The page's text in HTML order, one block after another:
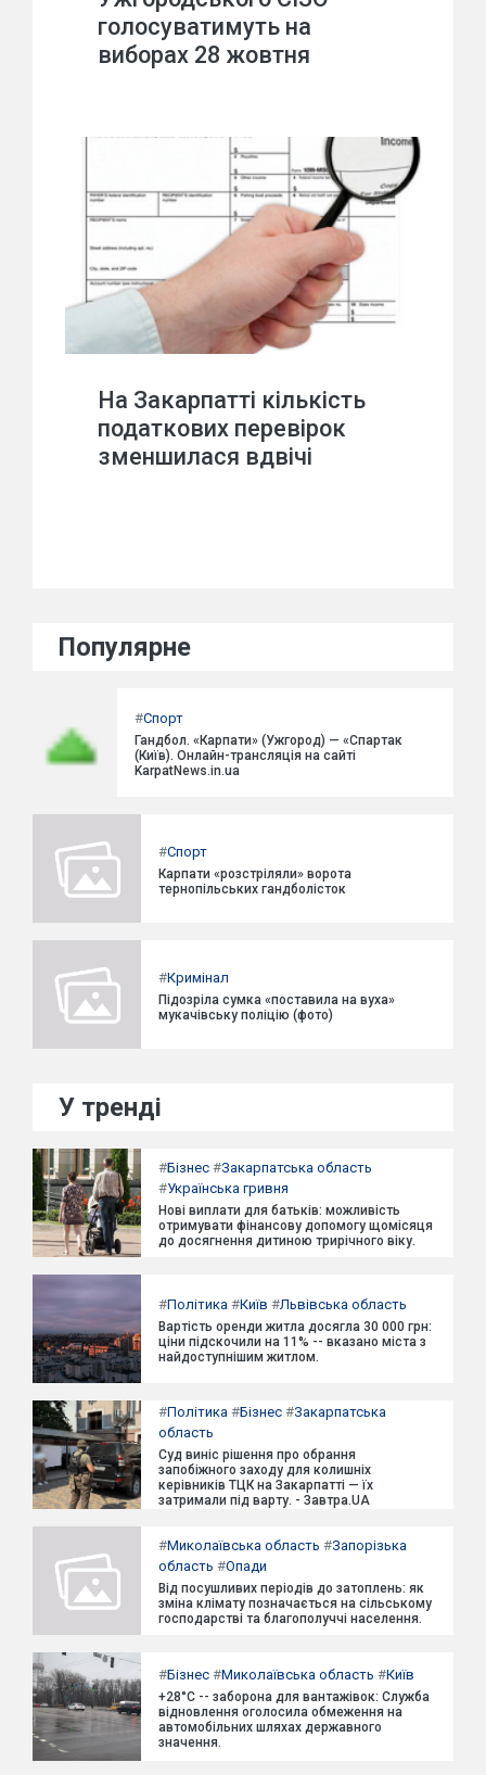
голосуватимуть на
виборах 28 жовтня
На Закарпатті кількість
податкових перевірок
зменшилася вдвічі
Популярне
#Спорт
Гандбол. «Карпати» (Ужгород) — «Спартак
(Київ). Онлайн-трансляція на сайті
KarpatNews.in.ua
#Спорт
Карпати «розстріляли» ворота
тернопільських гандболісток
#Кримінал
Підозріла сумка «поставила на вуха»
мукачівську поліцію (фото)
У тренді
#Бізнес #Закарпатська область
#Українська гривня
Нові виплати для батьків: можливість
отримувати фінансову допомогу щомісяця
до досягнення дитиною трирічного віку.
#Політика #Київ #Львівська область
Вартість оренди житла досягла 30 000 грн:
ціни підскочили на 11% -- вказано міста з
найдоступнішим житлом.
#Політика #Бізнес #Закарпатська
область
Суд виніс рішення про обрання
запобіжного заходу для колишніх
керівників ТЦК на Закарпатті — їх
затримали під варту. - Завтра.UA
#Миколаївська область #Запорізька
область #Опади
Від посушливих періодів до затоплень: як
зміна клімату позначається на сільському
господарстві та благополуччі населення.
#Бізнес #Миколаївська область #Київ
+28°C -- заборона для вантажівок: Служба
відновлення оголосила обмеження на
автомобільних шляхах державного
значення.